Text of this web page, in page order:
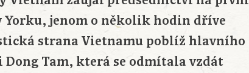
Yorku, jenom o několik hodin dříve
strana Vietnamu poblíž hlavního
Tam, která se odmítala vzdát